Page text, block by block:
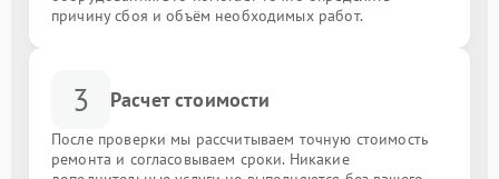
причину сбоя и объём необходимых работ.
3 Расчет стоимости
После проверки мы рассчитываем точную стоимость
ремонта и согласовываем сроки. Никакие